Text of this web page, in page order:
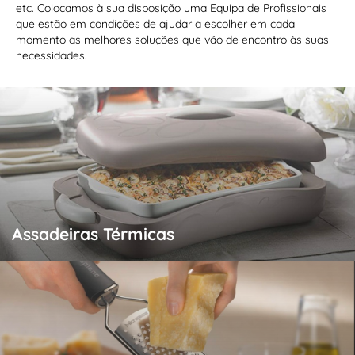
etc. Colocamos à sua disposição uma Equipa de Profissionais
que estão em condições de ajudar a escolher em cada
momento as melhores soluções que vão de encontro às suas
necessidades.
Assadeiras Térmicas